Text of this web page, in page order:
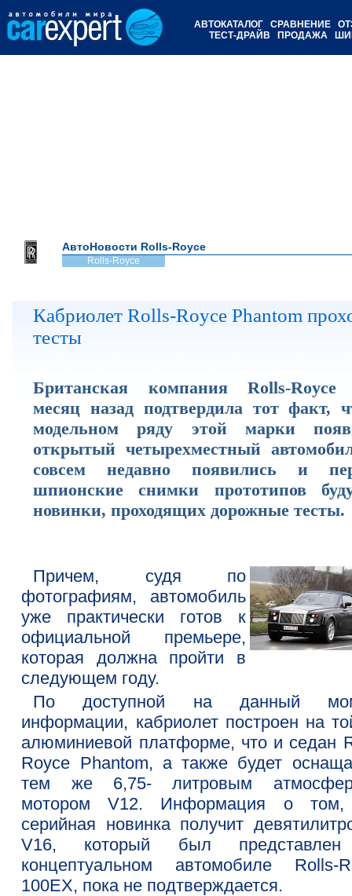
АВТОКАТАЛОГ СРАВНЕНИЕ
ТЕСТ-ДРАЙВ
ПРОДАЖА
АвтоНовости Rolls-Royce
Rolls-Royce
Кабриолет Rolls-Royce Phantom
тесты
Британская компания Rolls-
месяц назад подтвердила тот факт,
модельном ряду этой марки
открытый четырехместный
совсем недавно появились и
шпионские снимки прототипов
новинки, проходящих дорожные тесты.
Причем, судя по
фотографиям, автомобиль
уже практически готов к
официальной премьере,
которая должна пройти в
следующем году.
По доступной на данный
информации, кабриолет построен на
алюминиевой платформе, что и седан
Royce Phantom, а также будет
тем же 6,75- литровым
мотором V12. Информация о том,
серийная новинка получит
V16, который был
концептуальном автомобиле Rolls-
100EX, пока не подтверждается.